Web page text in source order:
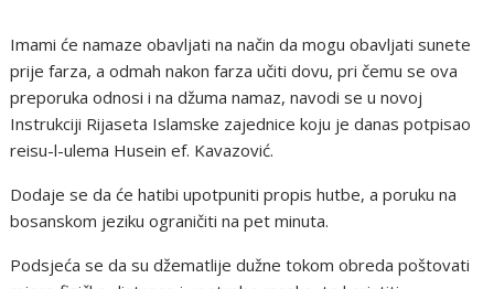
Imami će namaze obavljati na način da mogu obavljati sunete
prije farza, a odmah nakon farza učiti dovu, pri čemu se ova
preporuka odnosi i na džuma namaz, navodi se u novoj
Instrukciji Rijaseta Islamske zajednice koju je danas potpisao
reisu-l-ulema Husein ef. Kavazović.
Dodaje se da će hatibi upotpuniti propis hutbe, a poruku na
bosanskom jeziku ograničiti na pet minuta.
Podsjeća se da su džematlije dužne tokom obreda poštovati